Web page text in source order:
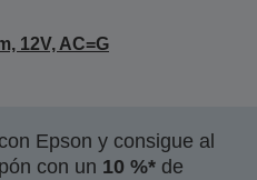
12V, AC=G
Epson y consigue al
con un 10 %* de